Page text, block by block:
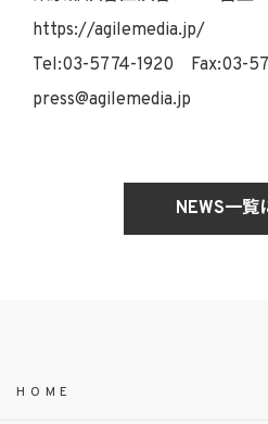
https://agilemedia.jp/
Tel:03-5774-1920 Fax:03-
press@agilemedia.jp
NEWS一覧
HOME